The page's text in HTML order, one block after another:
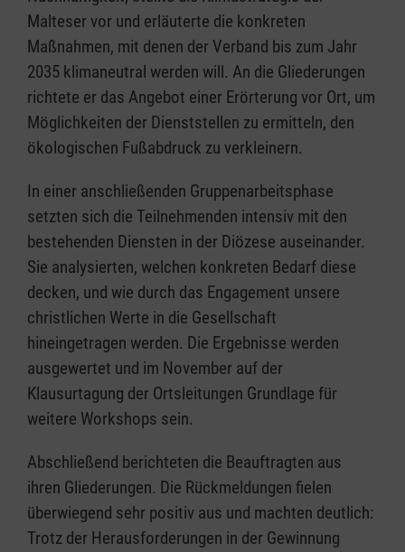
Malteser vor und erläuterte die konkreten
Maßnahmen, mit denen der Verband bis zum Jahr
2035 klimaneutral werden will. An die Gliederungen
richtete er das Angebot einer Erörterung vor Ort, um
Möglichkeiten der Dienststellen zu ermitteln, den
ökologischen Fußabdruck zu verkleinern.
In einer anschließenden Gruppenarbeitsphase
setzten sich die Teilnehmenden intensiv mit den
bestehenden Diensten in der Diözese auseinander.
Sie analysierten, welchen konkreten Bedarf diese
decken, und wie durch das Engagement unsere
christlichen Werte in die Gesellschaft
hineingetragen werden. Die Ergebnisse werden
ausgewertet und im November auf der
Klausurtagung der Ortsleitungen Grundlage für
weitere Workshops sein.
Abschließend berichteten die Beauftragten aus
ihren Gliederungen. Die Rückmeldungen fielen
überwiegend sehr positiv aus und machten deutlich:
Trotz der Herausforderungen in der Gewinnung